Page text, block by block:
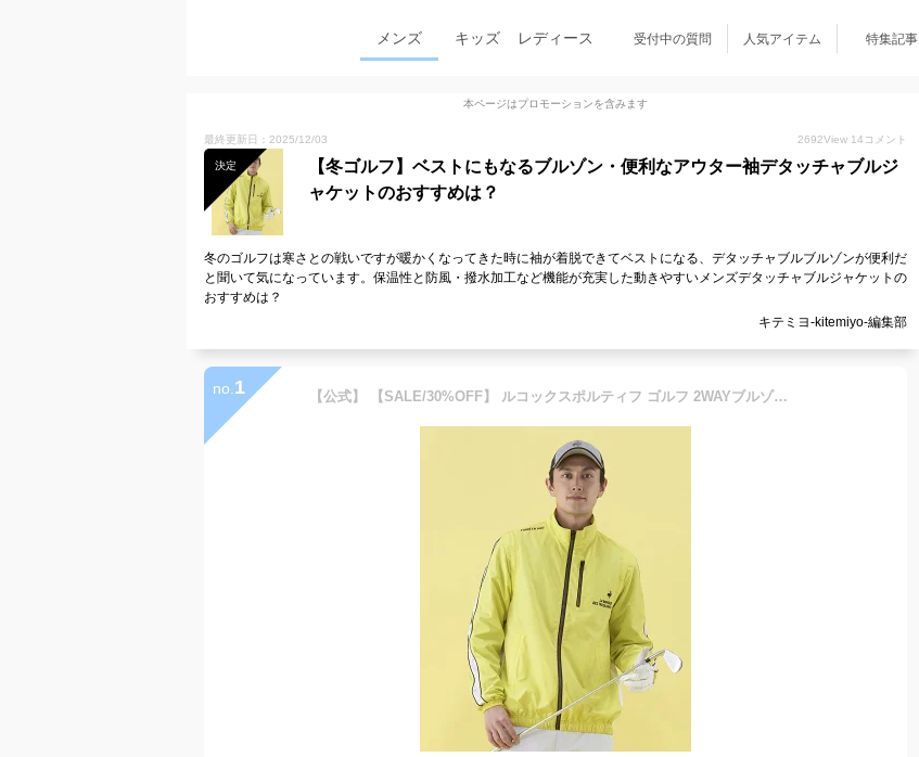
メンズ キッズ レディース 受付中の質問 人気アイテム 特集記事
本ページはプロモーションを含みます
最終更新日：2025/12/03 2692View 14 コメント
決定
【冬ゴルフ】ベストにもなるブルゾン・便利なアウター袖デタッチャブルジ
ャケットのおすすめは？
冬のゴルフは寒さとの戦いですが暖かくなってきた時に袖が着脱できてベストになる、デタッチャブルブルゾンが便利だ
と聞いて気になっています。保温性と防風・撥水加工など機能が充実した動きやすいメンズデタッチャブルジャケットの
おすすめは？
キテミヨ-kitemiyo-編集部
no. 1 【公式】 【SALE/30%OFF】 ルコックスポルティフ ゴルフ 2WAYブルゾン ( 撥水 / 防風 / デタッチャブル ) メンズ ウェア ジャケット ゴルフウェア ブランド 雑誌掲載 LEON5月号 大きいサイズ 3L 2023年春夏モデル 新規セール QGMVJK00